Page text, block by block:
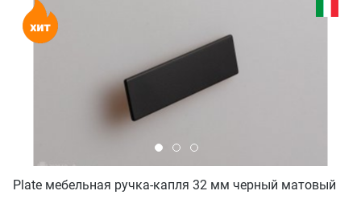
Plate мебельная ручка-капля 32 мм черный матовый